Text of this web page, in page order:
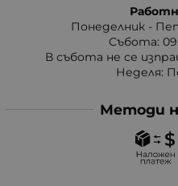
Понеделник -
Събота:
В събота не се
Неделя:
Методи